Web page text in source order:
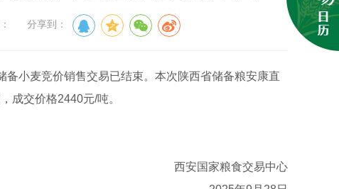
分享到：
小麦竞价销售交易已结束。本次陕西省储备粮安康直
成交价格2440元/吨。
西安国家粮食交易中心